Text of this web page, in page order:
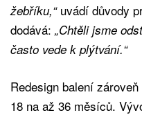
žebříku,“uvádí důvody
dodává: „Chtěli jsme
často vede k plýtvání.“
Redesign balení
18 na až 36 měsíců.